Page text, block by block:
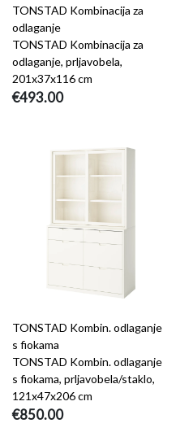
TONSTAD Kombinacija za
odlaganje
TONSTAD Kombinacija za
odlaganje, prljavobela,
201x37x116 cm
€493.00
TONSTAD Kombin. odlaganje
s fiokama
TONSTAD Kombin. odlaganje
s fiokama, prljavobela/staklo,
121x47x206 cm
€850.00